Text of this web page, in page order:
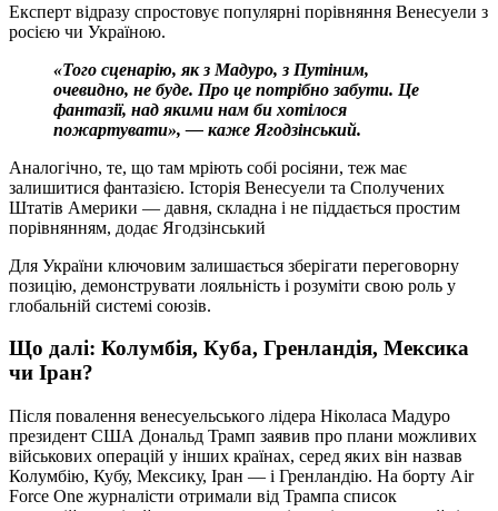
Експерт відразу спростовує популярні порівняння Венесуели з
росією чи Україною.
«Того сценарію, як з Мадуро, з Путіним,
очевидно, не буде. Про це потрібно забути. Це
фантазії, над якими нам би хотілося
пожартувати», — каже Ягодзінський.
Аналогічно, те, що там мріють собі росіяни, теж має
залишитися фантазією. Історія Венесуели та Сполучених
Штатів Америки — давня, складна і не піддається простим
порівнянням, додає Ягодзінський
Для України ключовим залишається зберігати переговорну
позицію, демонструвати лояльність і розуміти свою роль у
глобальній системі союзів.
Що далі: Колумбія, Куба, Гренландія, Мексика
чи Іран?
Після повалення венесуельського лідера Ніколаса Мадуро
президент США Дональд Трамп заявив про плани можливих
військових операцій у інших країнах, серед яких він назвав
Колумбію, Кубу, Мексику, Іран — і Гренландію. На борту Air
Force One журналісти отримали від Трампа список